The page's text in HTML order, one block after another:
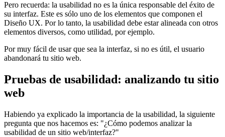
Pero recuerda: la usabilidad no es la única responsable del éxito de
su interfaz. Este es sólo uno de los elementos que componen el
Diseño UX. Por lo tanto, la usabilidad debe estar alineada con otros
elementos diversos, como utilidad, por ejemplo.
Por muy fácil de usar que sea la interfaz, si no es útil, el usuario
abandonará tu sitio web.
Pruebas de usabilidad: analizando tu sitio
web
Habiendo ya explicado la importancia de la usabilidad, la siguiente
pregunta que nos hacemos es: "¿Cómo podemos analizar la
usabilidad de un sitio web/interfaz?"